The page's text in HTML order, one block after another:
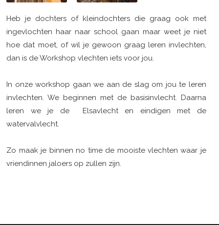
Heb je dochters of kleindochters die graag ook met
ingevlochten haar naar school gaan maar weet je niet
hoe dat moet, of wil je gewoon graag leren invlechten,
dan is de Workshop vlechten iets voor jou.
In onze workshop gaan we aan de slag om jou te leren
invlechten. We beginnen met de basisinvlecht. Daarna
leren we je de Elsavlecht en eindigen met de
watervalvlecht.
Zo maak je binnen no time de mooiste vlechten waar je
vriendinnen jaloers op zullen zijn.